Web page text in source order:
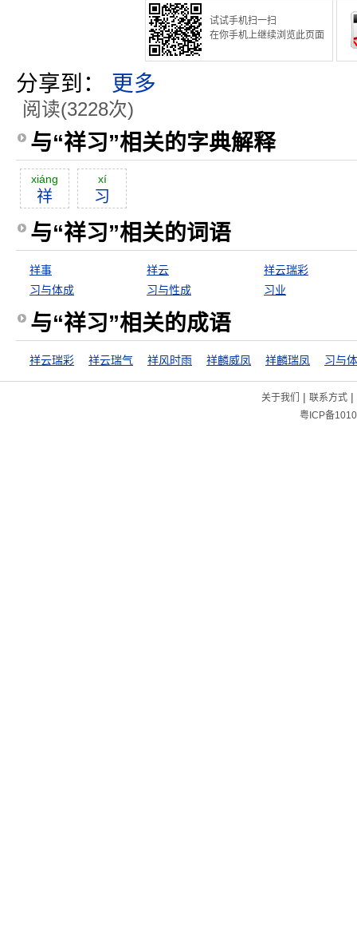
试试手机扫一扫
在你手机上继续浏览此页面
分享到： 更多
阅读(3228次)
与“祥习”相关的字典解释
xiáng
祥
xí
习
与“祥习”相关的词语
祥事 祥云
祥云瑞彩
习与体成
习与性成 习业
与“祥习”相关的成语
祥云瑞彩 祥云瑞气 祥风时雨 祥麟威凤 祥麟瑞凤 习与
关于我们 | 联系方式|
粤ICP备